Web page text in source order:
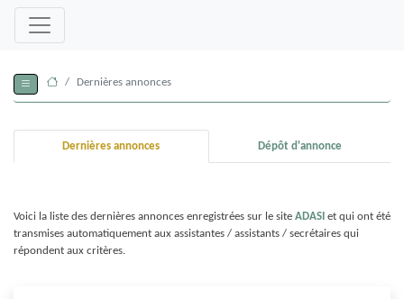
Dernières annonces
Dernières annonces Dépôt d'annonce
Voici la liste des dernières annonces enregistrées sur le site ADASI et qui ont été
transmises automatiquement aux assistantes / assistants / secrétaires qui
répondent aux critères.